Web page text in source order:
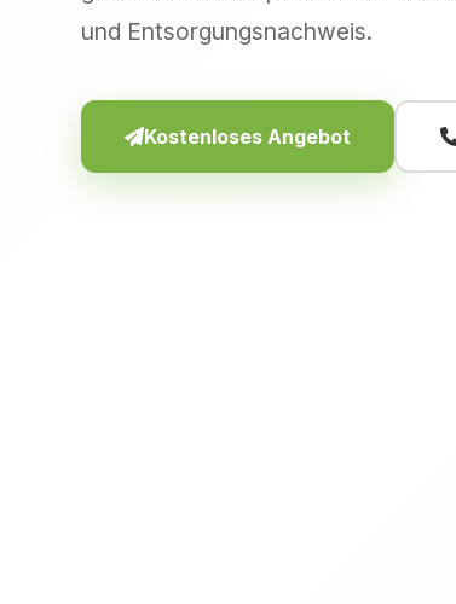
und Entsorgungsnachweis.
Kostenloses Angebot